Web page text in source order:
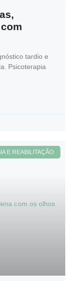
tardio e
Psicoterapia
E REABILITAÇÃO